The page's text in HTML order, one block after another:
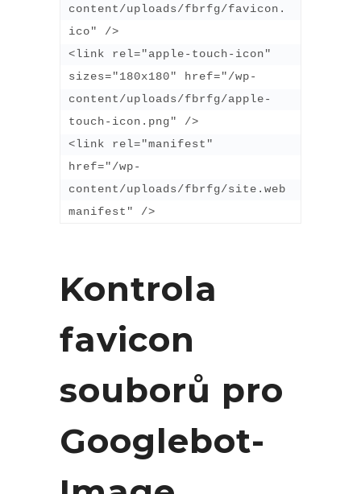
content/uploads/fbrfg/favicon.
ico" />
<link rel="apple-touch-icon"
sizes="180x180" href="/wp-
content/uploads/fbrfg/apple-
touch-icon.png" />
<link rel="manifest"
href="/wp-
content/uploads/fbrfg/site.web
manifest" />
Kontrola
favicon
souborů pro
Googlebot-